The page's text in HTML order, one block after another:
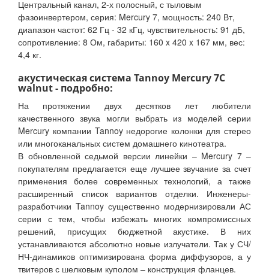
Центральный канал, 2-х полосный, с тыловым
фазоинвертером, серия: Mercury 7, мощность: 240 Вт,
диапазон частот: 62 Гц - 32 кГц, чувствительность: 91 дБ,
сопротивление: 8 Ом, габариты: 160 x 420 x 167 мм, вес:
4,4 кг.
акустическая система Tannoy Mercury 7C
walnut - подробно:
На протяжении двух десятков лет любители
качественного звука могли выбрать из моделей серии
Mercury компании Tannoy недорогие колонки для стерео
или многоканальных систем домашнего кинотеатра.
В обновленной седьмой версии линейки – Mercury 7 –
покупателям предлагается еще лучшее звучание за счет
применения более современных технологий, а также
расширенный список вариантов отделки. Инженеры-
разработчики Tannoy существенно модернизировали АС
серии с тем, чтобы избежать многих компромиссных
решений, присущих бюджетной акустике. В них
устанавливаются абсолютно новые излучатели. Так у СЧ/
НЧ-динамиков оптимизирована форма диффузоров, а у
твитеров с шелковым куполом – конструкция фланцев.